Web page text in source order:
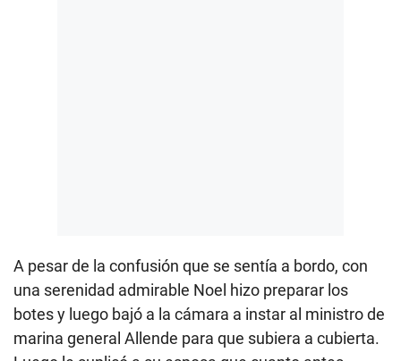
A pesar de la confusión que se sentía a bordo, con
una serenidad admirable Noel hizo preparar los
botes y luego bajó a la cámara a instar al ministro de
marina general Allende para que subiera a cubierta.